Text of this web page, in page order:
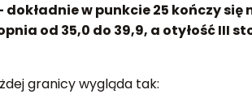
w punkcie 25 kończy
od 35,0 do 39,9, a otyłość III
granicy wygląda tak: